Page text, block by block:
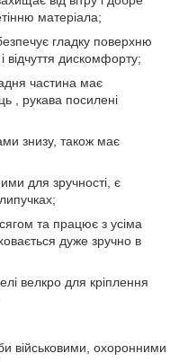
матеріала;
гладку поверхню
відчуття дискомфорту;
частина має
, рукава посилені
знизу, також має
для зручності, є
та працює з усіма
дуже зручно в
велкро для кріплення
військовими, охоронними